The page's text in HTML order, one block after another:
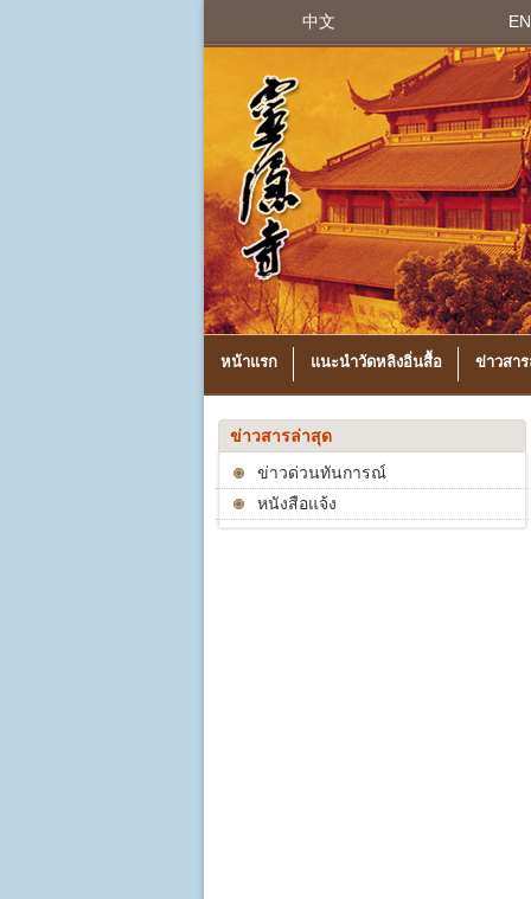
中文
หน้าแรก แนะนำวัดหลิงอิ่นสื้อ ข่าวสา
ข่าวสารล่าสุด
ข่าวด่วนทันการณ์
หนังสือแจ้ง